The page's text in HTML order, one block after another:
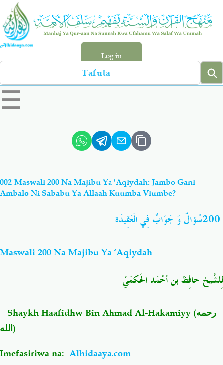
Skip
main
content
Log in
Search
left
sidebar
☰
Hadiyth
Aqiydah Manhaj
Bid-'ah (Uzushi)
Salaf Wa Ummah Firaq-Makundi
Duaa-Adhkaar
Fataawa Za Ulamaa Kauli Za Salaf
002-Maswali 200 Na Majibu Ya 'Aqiydah: Jambo Gani
Ambalo Ni Sababu Ya Allaah Kuumba Viumbe?
200سُؤالٌ وَ جَوَابٌ فِي الْعَقِيدَة
Maswali 200 Na Majibu Ya ‘Aqiydah
لِلشَّيخ حافِظ بن أحْمَد الحَكمَيّ
Shaykh Haafidhw Bin Ahmad Al-Hakamiyy (رحمه
الله)
Imefasiriwa na: Alhidaaya.com